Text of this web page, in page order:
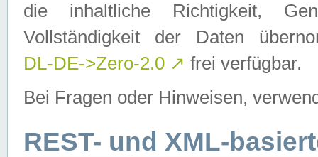
die inhaltliche Richtigkeit,
Vollständigkeit der Daten
DL-DE->Zero-2.0 ↗ frei verfügbar.
Bei Fragen oder Hinweisen,
REST- und XML-